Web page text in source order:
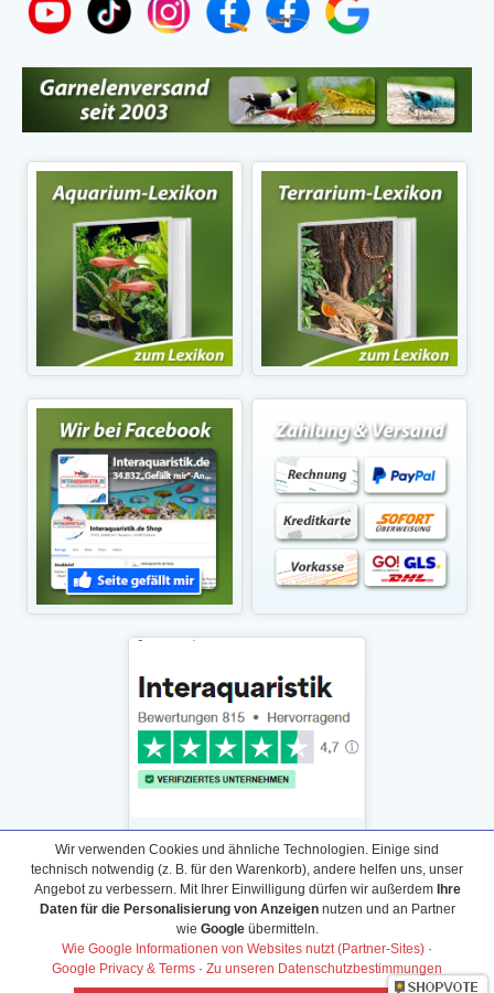
Daten­schutz­erklärung
Widerrufs­recht /Widerrufs­formular
AGB & Info
Wir verwenden Cookies und ähnliche Technologien. Einige sind
technisch notwendig (z. B. für den Warenkorb), andere helfen uns, unser
Angebot zu verbessern. Mit Ihrer Einwilligung dürfen wir außerdem Ihre
Daten für die Personalisierung von Anzeigennutzen und an Partner
wie Googleübermitteln.
Wie Google Informationen von Websites nutzt (Partner-Sites) ·
Google Privacy & Terms · Zu unseren Datenschutzbestimmungen